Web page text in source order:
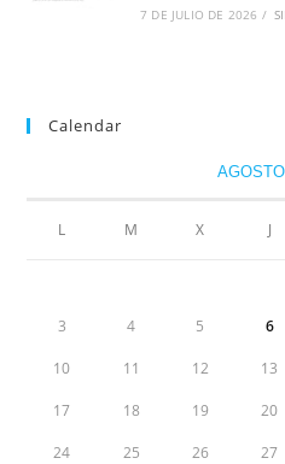
7 DE JULIO DE 2026 /
Calendar
L M X J
3 4 5 6
10 11 12 13
17 18 19 20
24 25 26 27